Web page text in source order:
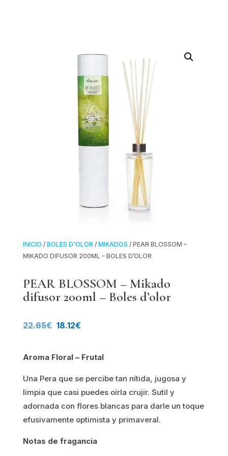
INICIO / BOLES D'OLOR / MIKADOS / PEAR BLOSSOM –
MIKADO DIFUSOR 200ML – BOLES D’OLOR
PEAR BLOSSOM – Mikado
difusor 200ml – Boles d’olor
22.65€ El
original
era:
22.65€.
18.12€El
actual
es:
18.12€.
Aroma Floral – Frutal
Una Pera que se percibe tan nítida, jugosa y
limpia que casi puedes oírla crujir. Sutil y
adornada con flores blancas para darle un toque
efusivamente optimista y primaveral.
Notas de fragancia